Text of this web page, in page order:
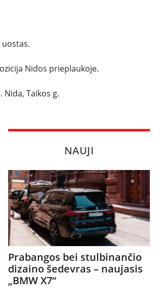
uostas.
Nidos prieplaukoje.
Taikos g.
NAUJI
Prabangos bei stulbinančio
dizaino šedevras – naujasis
„BMW X7“